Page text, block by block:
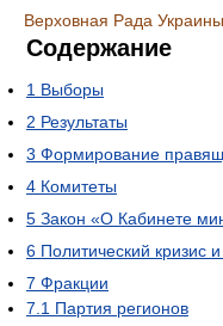
Верховная Рада
Содержание
1 Выборы
2 Результаты
3 Формирование
4 Комитеты
5 Закон «О Кабинете
6 Политический кризис
7 Фракции
7.1 Партия регионов